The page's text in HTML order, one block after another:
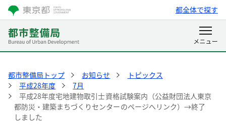
都全体で探す
都市整備局トップ お知らせ
トピックス
平成28年度
7月
平成28年度宅地建物取引士資格試験案内（公益財団法人東京
都防災・建築まちづくりセンターのページへリンク）→終了
しました